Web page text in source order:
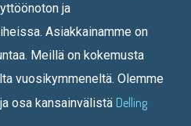
ja
Asiakkainamme on
Meillä on kokemusta
vuosikymmeneltä. Olemme
osa kansainvälistä Delling